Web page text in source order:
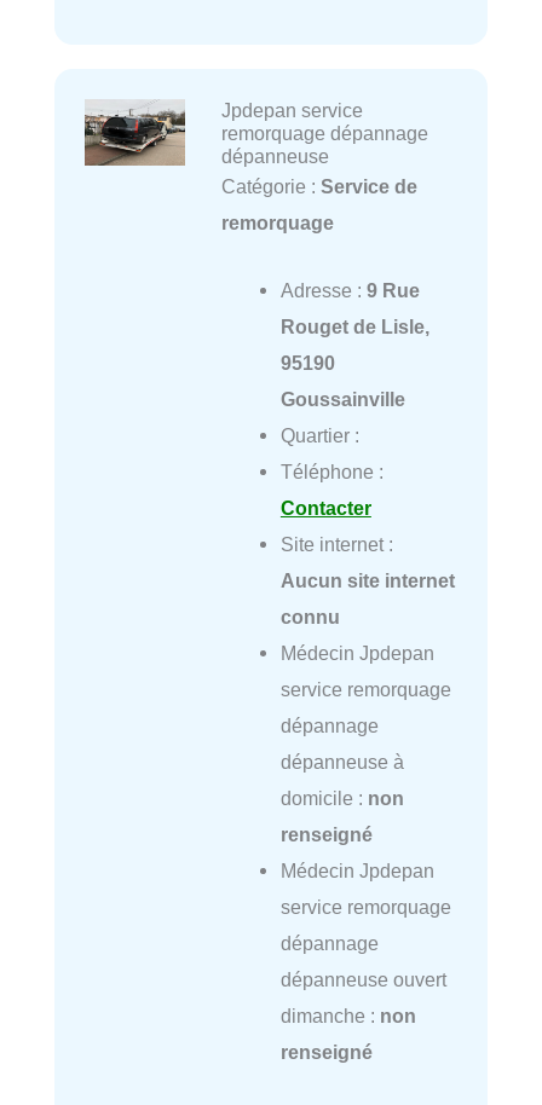
Jpdepan service
remorquage dépannage
dépanneuse
Catégorie : Service de
remorquage
Adresse : 9 Rue
Rouget de Lisle,
95190
Goussainville
Quartier :
Téléphone :
Contacter
Site internet :
Aucun site internet
connu
Médecin Jpdepan
service remorquage
dépannage
dépanneuse à
domicile : non
renseigné
Médecin Jpdepan
service remorquage
dépannage
dépanneuse ouvert
dimanche : non
renseigné